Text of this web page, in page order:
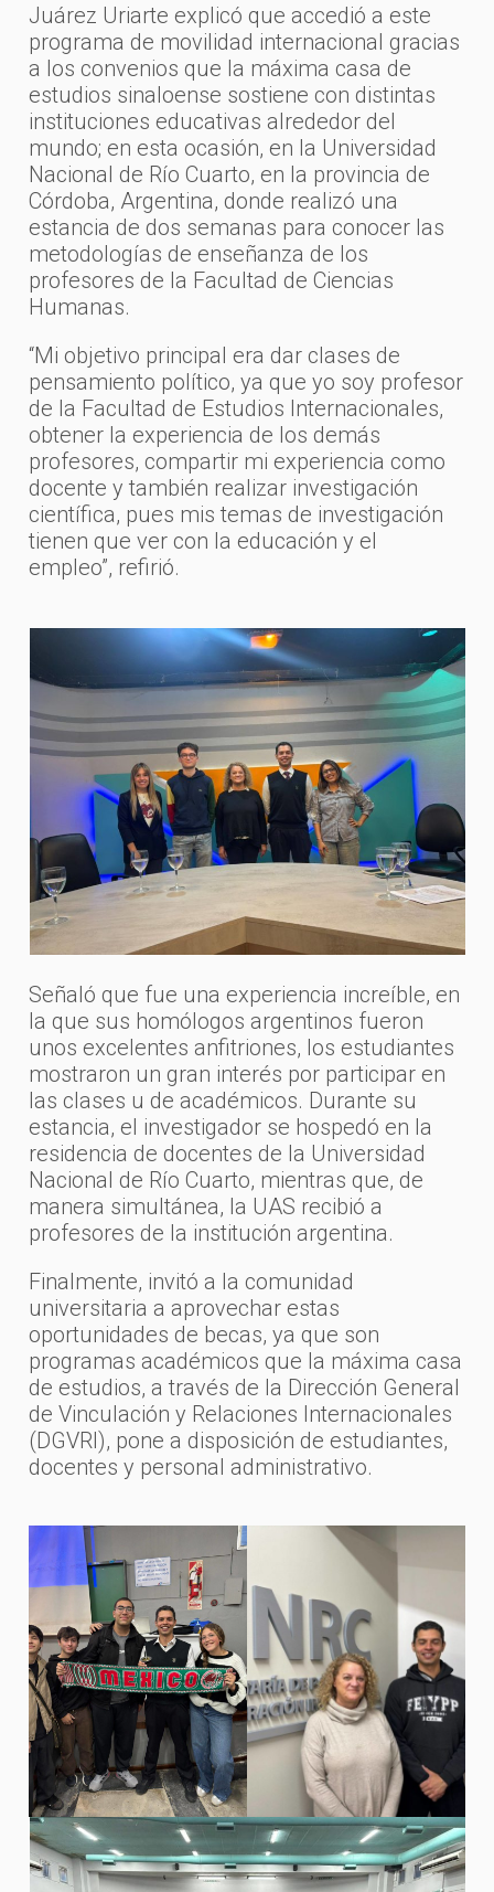
Juárez Uriarte explicó que accedió a este
programa de movilidad internacional gracias
a los convenios que la máxima casa de
estudios sinaloense sostiene con distintas
instituciones educativas alrededor del
mundo; en esta ocasión, en la Universidad
Nacional de Río Cuarto, en la provincia de
Córdoba, Argentina, donde realizó una
estancia de dos semanas para conocer las
metodologías de enseñanza de los
profesores de la Facultad de Ciencias
Humanas.
“Mi objetivo principal era dar clases de
pensamiento político, ya que yo soy profesor
de la Facultad de Estudios Internacionales,
obtener la experiencia de los demás
profesores, compartir mi experiencia como
docente y también realizar investigación
científica, pues mis temas de investigación
tienen que ver con la educación y el
empleo”, refirió.
Señaló que fue una experiencia increíble, en
la que sus homólogos argentinos fueron
unos excelentes anfitriones, los estudiantes
mostraron un gran interés por participar en
las clases u de académicos. Durante su
estancia, el investigador se hospedó en la
residencia de docentes de la Universidad
Nacional de Río Cuarto, mientras que, de
manera simultánea, la UAS recibió a
profesores de la institución argentina.
Finalmente, invitó a la comunidad
universitaria a aprovechar estas
oportunidades de becas, ya que son
programas académicos que la máxima casa
de estudios, a través de la Dirección General
de Vinculación y Relaciones Internacionales
(DGVRI), pone a disposición de estudiantes,
docentes y personal administrativo.